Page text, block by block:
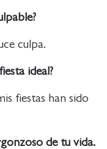
culpa.
ideal?
fiestas han sido
de tu vida.